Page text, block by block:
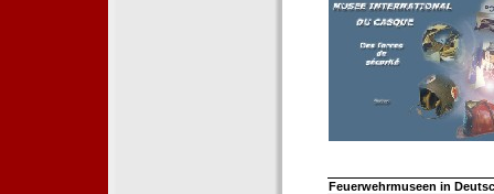
Feuerwehrmuseen in